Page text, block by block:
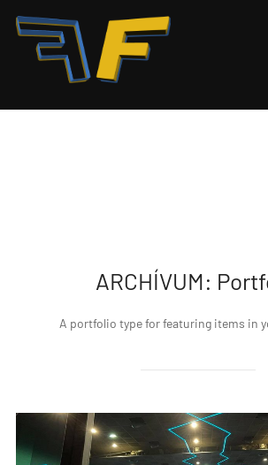
ARCHÍVUM:
A portfolio type for featuring items in